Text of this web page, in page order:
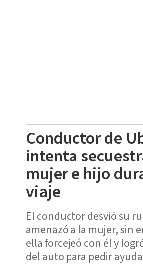
Conductor de
intenta
mujer e hijo
viaje
El conductor desvió su
amenazó a la mujer, sin
ella forcejeó con él y
del auto para pedir